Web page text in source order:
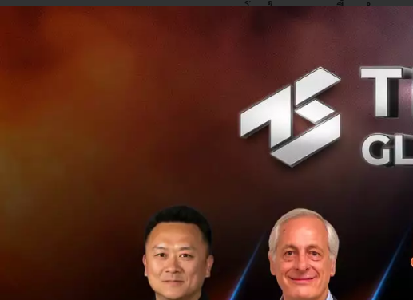
โดยในบทความนี้จะนำเอาก
รู้จัก Agora ผู้ให้บริการร
Agora เป็นบริษัท Startup
บ้านกับทาง Clubhouse ห
ด้วยเช่นกัน ที่จะต้องให้คว
ความมั่นคงและความปลอด
ต่อความมั่นคงของชาติ ดัง
และให้ข้อมูลผู้ใช้งาน